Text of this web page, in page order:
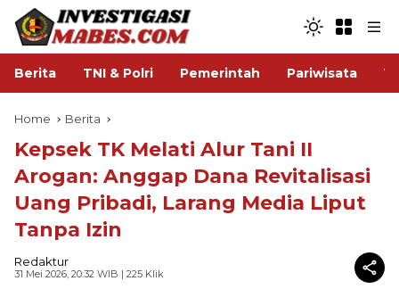
Berita TNI & Polri Pemerintah Pariwisata
Home Berita
Kepsek TK Melati Alur Tani II
Arogan: Anggap Dana Revitalisasi
Uang Pribadi, Larang Media Liput
Tanpa Izin
Redaktur
31 Mei 2026, 20:32 WIB | 225 Klik